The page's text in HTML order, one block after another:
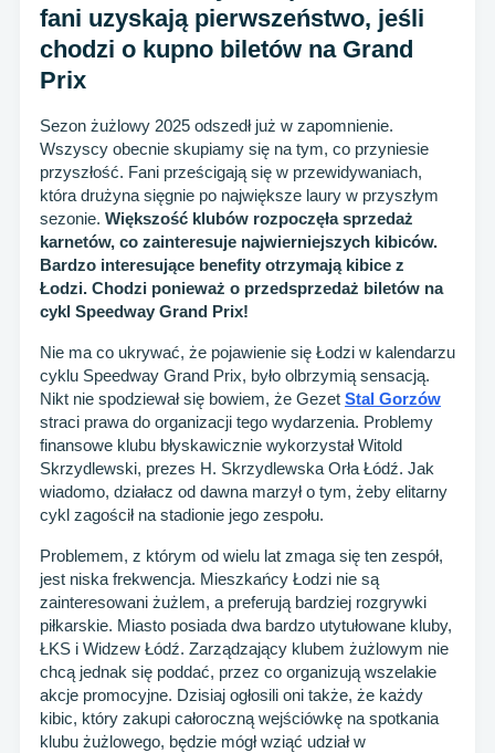
fani uzyskają pierwszeństwo, jeśli
chodzi o kupno biletów na Grand
Prix
Sezon żużlowy 2025 odszedł już w zapomnienie.
Wszyscy obecnie skupiamy się na tym, co przyniesie
przyszłość. Fani prześcigają się w przewidywaniach,
która drużyna sięgnie po największe laury w przyszłym
sezonie. Większość klubów rozpoczęła sprzedaż
karnetów, co zainteresuje najwierniejszych kibiców.
Bardzo interesujące benefity otrzymają kibice z
Łodzi. Chodzi ponieważ o przedsprzedaż biletów na
cykl Speedway Grand Prix!
Nie ma co ukrywać, że pojawienie się Łodzi w kalendarzu
cyklu Speedway Grand Prix, było olbrzymią sensacją.
Nikt nie spodziewał się bowiem, że Gezet Stal Gorzów
straci prawa do organizacji tego wydarzenia. Problemy
finansowe klubu błyskawicznie wykorzystał Witold
Skrzydlewski, prezes H. Skrzydlewska Orła Łódź. Jak
wiadomo, działacz od dawna marzył o tym, żeby elitarny
cykl zagościł na stadionie jego zespołu.
Problemem, z którym od wielu lat zmaga się ten zespół,
jest niska frekwencja. Mieszkańcy Łodzi nie są
zainteresowani żużlem, a preferują bardziej rozgrywki
piłkarskie. Miasto posiada dwa bardzo utytułowane kluby,
ŁKS i Widzew Łódź. Zarządzający klubem żużlowym nie
chcą jednak się poddać, przez co organizują wszelakie
akcje promocyjne. Dzisiaj ogłosili oni także, że każdy
kibic, który zakupi całoroczną wejściówkę na spotkania
klubu żużlowego, będzie mógł wziąć udział w